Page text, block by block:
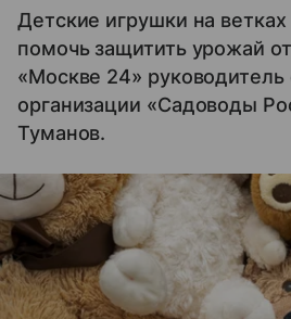
Детские игрушки на
помочь защитить урожай
«Москве 24»
организации «Садоводы
Туманов.